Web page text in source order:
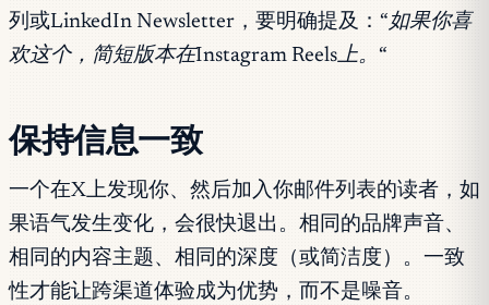
列或LinkedIn Newsletter，要明确提及： “如果你喜
欢这个，简短版本在Instagram Reels上。“
保持信息一致
一个在X上发现你、然后加入你邮件列表的读者，如
果语气发生变化，会很快退出。相同的品牌声音、
相同的内容主题、相同的深度（或简洁度）。一致
性才能让跨渠道体验成为优势，而不是噪音。